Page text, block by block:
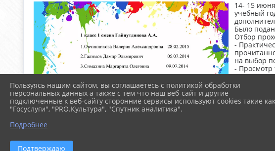
14- 15
учебный
Было
Отбор
-
на выбор
- Просмотр
Для
Члены
Каримова
Табакова
Грачева
Постнова
Толстова
Все
сложно
Пользуясь нашим сайтом, вы соглашаетесь с политикой обработки
персональных данных а также с тем что наш веб-сайт и другие
подключенные к веб-сайту сторонние сервисы используют cookies такие как
"Госуслуги", "PRO.Культура", "Спутник аналитика".
Подробнее
Подтверждаю